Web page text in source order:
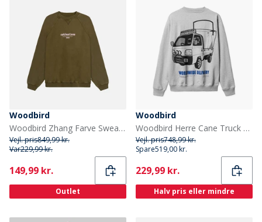
Woodbird
Woodbird Zhang Farve Sweatshirt Dark Brown
Vejl. pris849,99 kr.
Var229,99 kr.
Current
149,99 kr.
Outlet
Woodbird
Woodbird Herre Cane Truck Crew Neck Sweatshirt Light Grey Melange
Vejl. pris748,99 kr.
Spare519,00 kr.
Current
229,99 kr.
Halv pris eller mindre